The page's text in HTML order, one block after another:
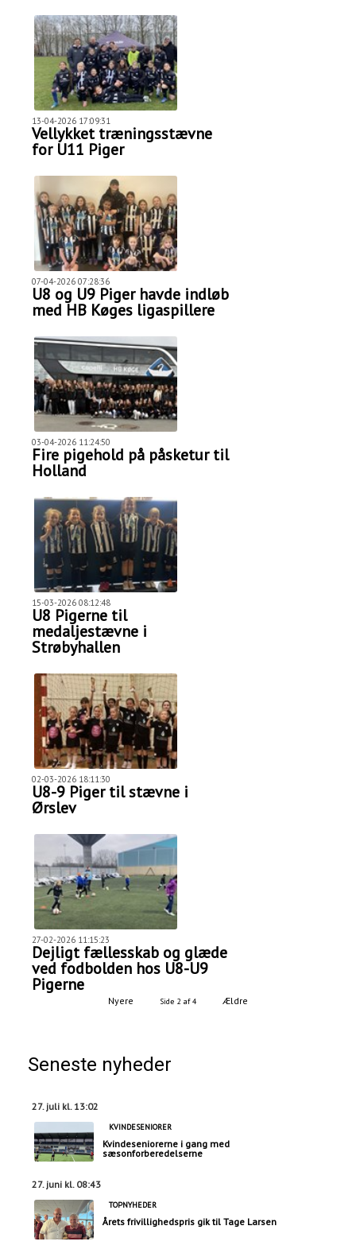
13-04-2026 17:09:31
Vellykket træningsstævne
for U11 Piger
07-04-2026 07:28:36
U8 og U9 Piger havde indløb
med HB Køges ligaspillere
03-04-2026 11:24:50
Fire pigehold på påsketur til
Holland
15-03-2026 08:12:48
U8 Pigerne til
medaljestævne i
Strøbyhallen
02-03-2026 18:11:30
U8-9 Piger til stævne i
Ørslev
27-02-2026 11:15:23
Dejligt fællesskab og glæde
ved fodbolden hos U8-U9
Pigerne
Nyere Side 2 af 4 Ældre
Seneste nyheder
27. juli kl. 13:02
KVINDESENIORER
Kvindeseniorerne i gang med
sæsonforberedelserne
27. juni kl. 08:43
TOPNYHEDER
Årets frivillighedspris gik til Tage Larsen